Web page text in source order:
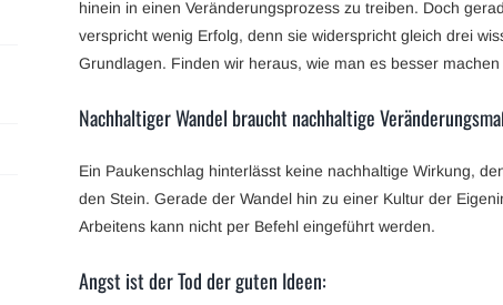
hinein in einen Veränderungsprozess zu treiben. Doch
verspricht wenig Erfolg, denn sie widerspricht gleich drei
Grundlagen. Finden wir heraus, wie man es besser machen
Nachhaltiger Wandel braucht nachhaltige
Ein Paukenschlag hinterlässt keine nachhaltige Wirkung,
den Stein. Gerade der Wandel hin zu einer Kultur der
Arbeitens kann nicht per Befehl eingeführt werden.
Angst ist der Tod der guten Ideen: